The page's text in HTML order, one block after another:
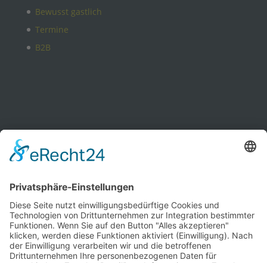
Bewusst gastlich
Termine
B2B